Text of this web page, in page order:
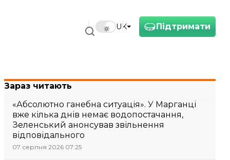
Підтримати
UK
Зараз читають
«Абсолютно ганебна ситуація». У Марганці
вже кілька днів немає водопостачання,
Зеленський анонсував звільнення
відповідального
07 серпня 2026 07:25